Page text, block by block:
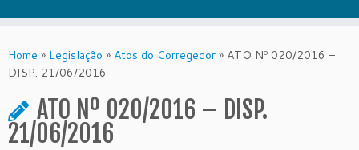
to
content
Home » Legislação » Atos do Corregedor » ATO Nº 020/2016 –
DISP. 21/06/2016
ATO Nº 020/2016 – DISP.
21/06/2016